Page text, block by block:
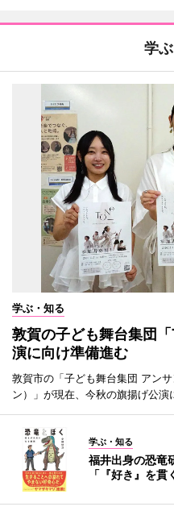
学
学ぶ・知る
敦賀の子ども舞台集団
演に向け準備進む
敦賀市の「子ども舞台集団 アン
ン）」が現在、今秋の旗揚げ公演
学ぶ・知る
福井出身の恐竜
「『好き』を